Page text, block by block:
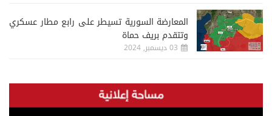
المعارضة السورية تسيطر على رابع مطار عسكري
وتتقدم بريف حماة
03 ديسمبر, 2024